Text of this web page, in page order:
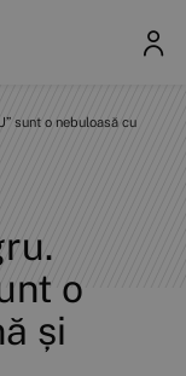
sunt o nebuloasă cu
o
și